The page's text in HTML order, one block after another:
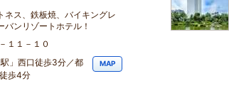
ネス、鉄板焼、バイキングレ
ンリゾートホテル！
１１－１０
」西口徒歩3分／都
歩4分
MAP